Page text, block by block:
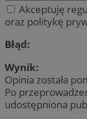
Akceptuję
oraz politykę
Błąd:
Wynik:
Opinia została
Po
udostępniona